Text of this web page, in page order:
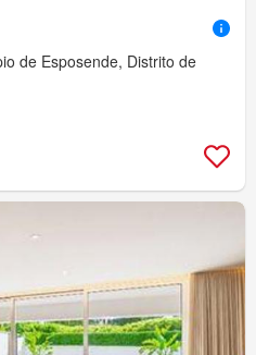
de Esposende, Distrito de